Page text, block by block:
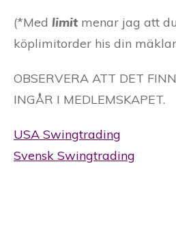
(*Med limit menar jag att
köplimitorder his din
OBSERVERA ATT DET
INGÅR I MEDLEMSKAPET.
USA Swingtrading
Svensk Swingtrading